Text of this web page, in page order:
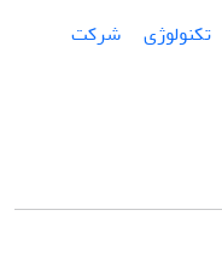
تکنولوژی
شرکت